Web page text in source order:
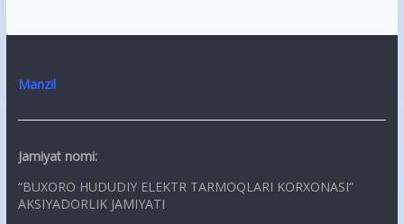
Manzil
Jamiyat nomi:
“BUXORO HUDUDIY ELEKTR TARMOQLARI KORXONASI”
AKSIYADORLIK JAMIYATI